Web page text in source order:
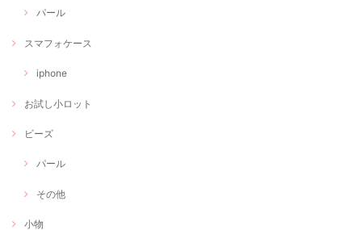
パール
スマフォケース
iphone
お試し小ロット
ビーズ
パール
その他
小物